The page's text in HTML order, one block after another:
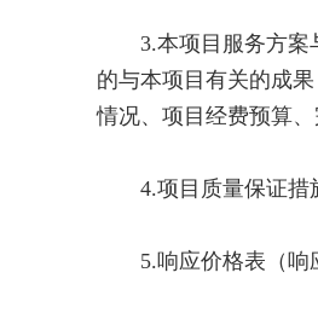
3.本项目服务方案与
的与本项目有关的成
情况、项目经费预算
4.项目质量保证措
5.响应价格表（响